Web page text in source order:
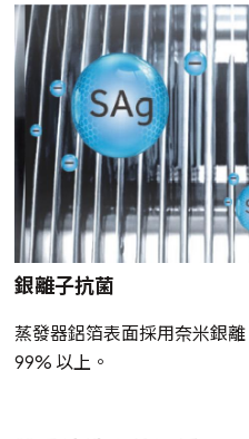
銀離子抗菌
蒸發器鋁箔表面採用奈米銀
99% 以上。